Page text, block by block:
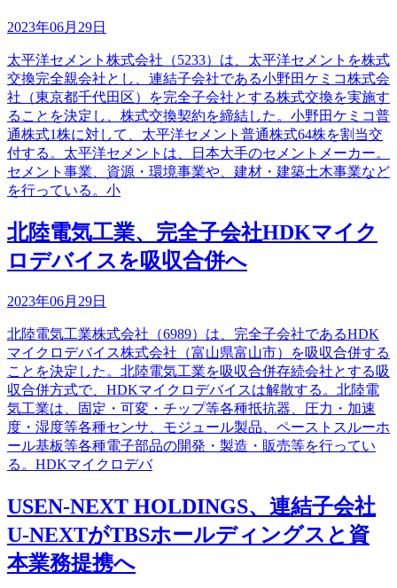
2023年06月29日
太平洋セメント株式会社（5233）は、太平洋セメントを株式
交換完全親会社とし、連結子会社である小野田ケミコ株式会
社（東京都千代田区）を完全子会社とする株式交換を実施す
ることを決定し、株式交換契約を締結した。小野田ケミコ普
通株式1株に対して、太平洋セメント普通株式64株を割当交
付する。太平洋セメントは、日本大手のセメントメーカー。
セメント事業、資源・環境事業や、建材・建築土木事業など
を行っている。小
北陸電気工業、完全子会社HDKマイク
ロデバイスを吸収合併へ
2023年06月29日
北陸電気工業株式会社（6989）は、完全子会社であるHDK
マイクロデバイス株式会社（富山県富山市）を吸収合併する
ことを決定した。北陸電気工業を吸収合併存続会社とする吸
収合併方式で、HDKマイクロデバイスは解散する。北陸電
気工業は、固定・可変・チップ等各種抵抗器、圧力・加速
度・湿度等各種センサ、モジュール製品、ペーストスルーホ
ール基板等各種電子部品の開発・製造・販売等を行ってい
る。HDKマイクロデバ
USEN-NEXT HOLDINGS、連結子会社
U-NEXTがTBSホールディングスと資
本業務提携へ